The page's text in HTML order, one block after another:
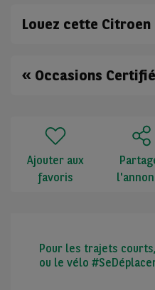
Louez cette Citroen
« Occasions
Ajouter aux
favoris
Pour les trajets
ou le vélo